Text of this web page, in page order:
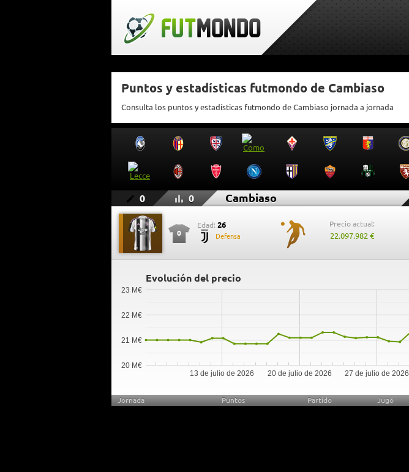
Puntos y estadísticas futmondo de Cambiaso
Consulta los puntos y estadísticas futmondo de Cambiaso jornada a jornada
0 0 Cambiaso
0
Edad: 26
Defensa
Precio actual:
22.097.982 €
Evolución del precio
13 de julio de 2026 20 de julio de 2026 27 de julio de 2026
20 M€
21 M€
22 M€
23 M€
Jornada Puntos Partido Jugó